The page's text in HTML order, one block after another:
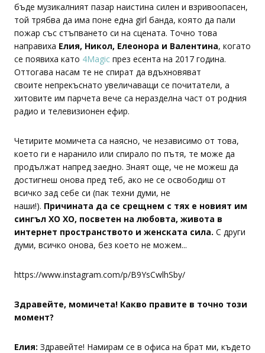
бъде музикалният пазар наистина силен и взривоопасен,
той трябва да има поне една girl банда, която да пали
пожар със стъпването си на сцената. Точно това
направиха Елия, Никол, Елеонора и Валентина, когато
се появиха като 4Magic през есента на 2017 година.
Оттогава насам те не спират да вдъхновяват
своите непрекъснато увеличаващи се почитатели, а
хитовите им парчета вече са неразделна част от родния
радио и телевизионен ефир.
Четирите момичета са наясно, че независимо от това,
което ги е наранило или спирало по пътя, те може да
продължат напред заедно. Знаят още, че не можеш да
достигнеш онова пред теб, ако не се освободиш от
всичко зад себе си (пак техни думи, не
наши!). Причината да се срещнем с тях е новият им
сингъл XO XO, посветен на любовта, живота в
интернет пространството и женската сила. С други
думи, всичко онова, без което не можем...
https://www.instagram.com/p/B9YsCwlhSby/
Здравейте, момичета! Какво правите в точно този
момент?
Елия: Здравейте! Намирам се в офиса на брат ми, където